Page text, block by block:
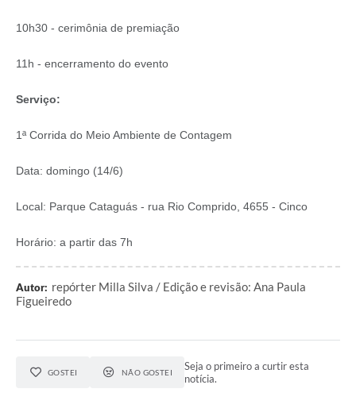
10h30 - cerimônia de premiação
11h - encerramento do evento
Serviço:
1ª Corrida do Meio Ambiente de Contagem
Data: domingo (14/6)
Local: Parque Cataguás - rua Rio Comprido, 4655 - Cinco
Horário: a partir das 7h
Autor: repórter Milla Silva / Edição e revisão: Ana Paula
Figueiredo
GOSTEI NÃO GOSTEI
Seja o primeiro a curtir esta
notícia.